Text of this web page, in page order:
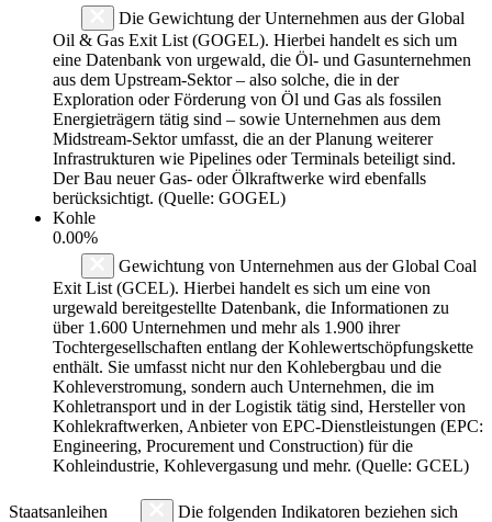
Die Gewichtung der Unternehmen aus der Global
Oil & Gas Exit List (GOGEL). Hierbei handelt es sich um
eine Datenbank von urgewald, die Öl- und Gasunternehmen
aus dem Upstream-Sektor – also solche, die in der
Exploration oder Förderung von Öl und Gas als fossilen
Energieträgern tätig sind – sowie Unternehmen aus dem
Midstream-Sektor umfasst, die an der Planung weiterer
Infrastrukturen wie Pipelines oder Terminals beteiligt sind.
Der Bau neuer Gas- oder Ölkraftwerke wird ebenfalls
berücksichtigt. (Quelle: GOGEL)
Kohle
0.00%
Gewichtung von Unternehmen aus der Global Coal
Exit List (GCEL). Hierbei handelt es sich um eine von
urgewald bereitgestellte Datenbank, die Informationen zu
über 1.600 Unternehmen und mehr als 1.900 ihrer
Tochtergesellschaften entlang der Kohlewertschöpfungskette
enthält. Sie umfasst nicht nur den Kohlebergbau und die
Kohleverstromung, sondern auch Unternehmen, die im
Kohletransport und in der Logistik tätig sind, Hersteller von
Kohlekraftwerken, Anbieter von EPC-Dienstleistungen (EPC:
Engineering, Procurement und Construction) für die
Kohleindustrie, Kohlevergasung und mehr. (Quelle: GCEL)
Staatsanleihen
Die folgenden Indikatoren beziehen sich